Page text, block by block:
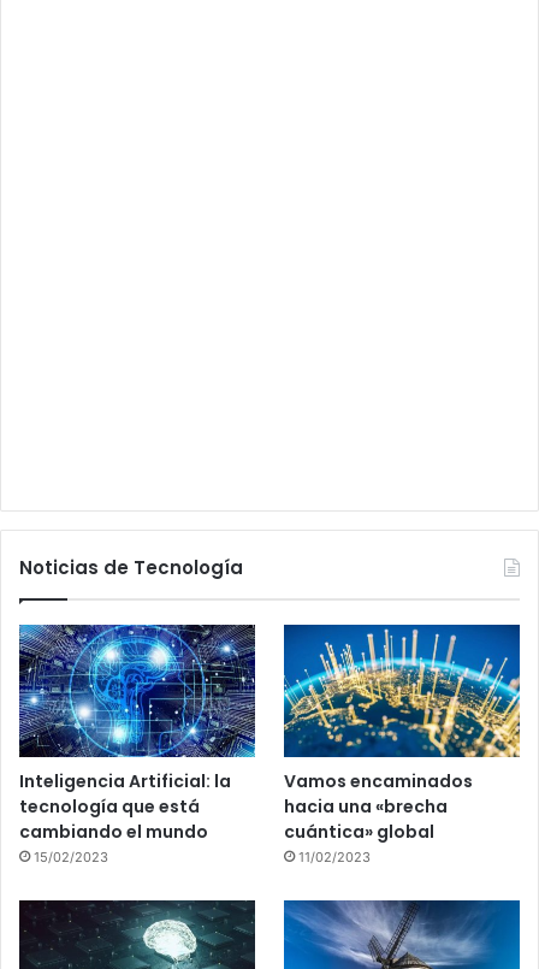
Noticias de Tecnología
Inteligencia Artificial: la
tecnología que está
cambiando el mundo
15/02/2023
Vamos encaminados
hacia una «brecha
cuántica» global
11/02/2023